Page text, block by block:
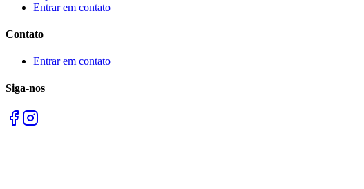
Entrar em contato
Contato
Entrar em contato
Siga-nos